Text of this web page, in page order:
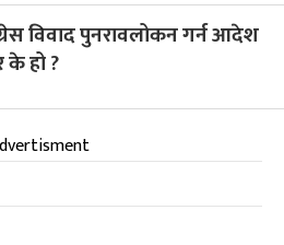
विवाद पुनरावलोकन गर्न आदेश
हो ?